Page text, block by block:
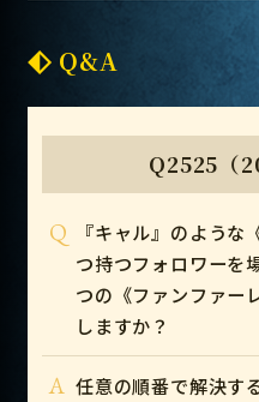
Q&A
Q2525（
Q
『キャル』のよう
つ持つフォロワーを
つの《ファンファー
しますか？
A 任意の順番で解決す